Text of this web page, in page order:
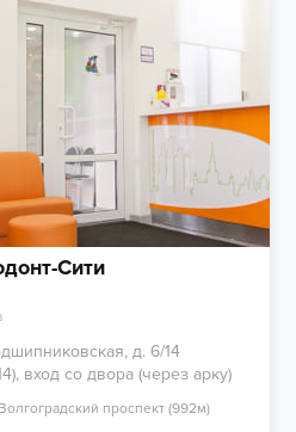
Сити
д. 6/14
вход со двора (через арку)
Волгоградский проспект (992м)